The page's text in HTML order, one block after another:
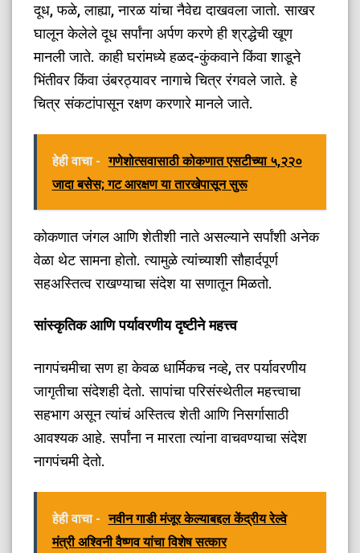
दूध, फळे, लाह्या, नारळ यांचा नैवेद्य दाखवला जातो. साखर
घालून केलेले दूध सर्पांना अर्पण करणे ही श्रद्धेची खूण
मानली जाते. काही घरांमध्ये हळद-कुंकवाने किंवा शाडूने
भिंतीवर किंवा उंबरठ्यावर नागाचे चित्र रंगवले जाते. हे
चित्र संकटांपासून रक्षण करणारे मानले जाते.
हेही वाचा - गणेशोत्सवासाठी कोकणात एसटीच्या ५,२२०
जादा बसेस; गट आरक्षण या तारखेपासून सुरू
कोकणात जंगल आणि शेतीशी नाते असल्याने सर्पांशी अनेक
वेळा थेट सामना होतो. त्यामुळे त्यांच्याशी सौहार्दपूर्ण
सहअस्तित्व राखण्याचा संदेश या सणातून मिळतो.
सांस्कृतिक आणि पर्यावरणीय दृष्टीने महत्त्व
नागपंचमीचा सण हा केवळ धार्मिकच नव्हे, तर पर्यावरणीय
जागृतीचा संदेशही देतो. सापांचा परिसंस्थेतील महत्त्वाचा
सहभाग असून त्यांचं अस्तित्व शेती आणि निसर्गासाठी
आवश्यक आहे. सर्पांना न मारता त्यांना वाचवण्याचा संदेश
नागपंचमी देतो.
हेही वाचा - नवीन गाडी मंजूर केल्याबद्दल केंद्रीय रेल्वे
मंत्री अश्विनी वैष्णव यांचा विशेष सत्कार